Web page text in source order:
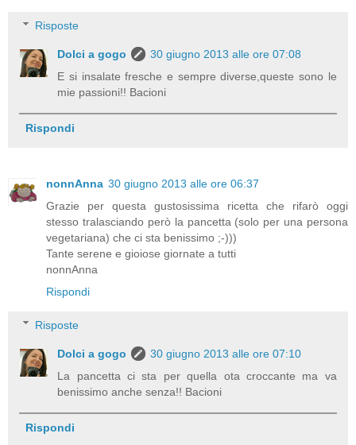
Risposte
Dolci a gogo
30 giugno 2013 alle ore 07:08
E si insalate fresche e sempre diverse,queste sono le
mie passioni!! Bacioni
Rispondi
nonnAnna 30 giugno 2013 alle ore 06:37
Grazie per questa gustosissima ricetta che rifarò oggi
stesso tralasciando però la pancetta (solo per una persona
vegetariana) che ci sta benissimo ;-)))
Tante serene e gioiose giornate a tutti
nonnAnna
Rispondi
Risposte
Dolci a gogo
30 giugno 2013 alle ore 07:10
La pancetta ci sta per quella ota croccante ma va
benissimo anche senza!! Bacioni
Rispondi